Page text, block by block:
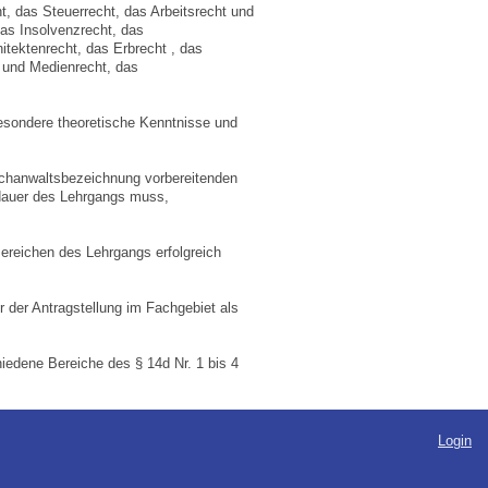
das Steuerrecht, das Arbeitsrecht und
Insolvenzrecht, das
das Erbrecht , das
Medienrecht, das
theoretische Kenntnisse und
vorbereitenden
des Lehrgangs muss,
des Lehrgangs erfolgreich
der Antragstellung im Fachgebiet als
Bereiche des § 14d Nr. 1 bis 4
Login